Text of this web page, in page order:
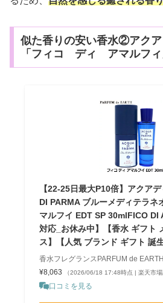
似た香りの安い香水②アク
「フィコ ディ アマルフィ
【22-25日最大P10倍】アクア
DI PARMA ブルーメディテラネ
マルフイ EDT SP 30mlFICO DI
対応_お休み中】【香水 ギフト
ス】【人気 ブランド ギフト 誕
香水フレグランスPARFUM de EARTH
¥8,063
（2026/06/18 17:48時点 | 楽天市場
口コミを見る